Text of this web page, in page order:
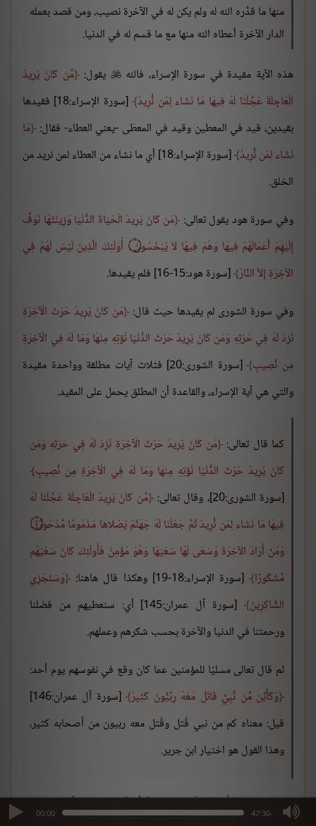
00:00 -47:30
max volume
منها ما قدَّره الله له ولم يكن له في الآخرة نصيب، ومن قصد بعمله
الدار الآخرة أعطاه الله منها مع ما قسم له في الدنيا.
هذه الآية مقيدة في سورة الإسراء، فالله يقول: مَّن كَانَ يُرِيدُ
الْعَاجِلَةَ عَجَّلْنَا لَهُ فِيهَا مَا نَشَاء لِمَن نُّرِيدُ
[سورة الإسراء:18] فقيدها
بقيدين، قيد في المعطين وقيد في المعطَى -يعني العطاء- فقال: مَا
نَشَاء لِمَن نُّرِيدُ
[سورة الإسراء:18] أي ما نشاء من العطاء لمن نريد من
الخلق.
وفي سورة هود يقول تعالى: مَن كَانَ يُرِيدُ الْحَيَاةَ الدُّنْيَا وَزِينَتَهَا نُوَفِّ
إِلَيْهِمْ أَعْمَالَهُمْ فِيهَا وَهُمْ فِيهَا لاَ يُبْخَسُونَ ۝ أُوْلَئِكَ الَّذِينَ لَيْسَ لَهُمْ فِي
الآخِرَةِ إِلاَّ النَّارُ [سورة هود:15-16] فلم يقيدها.
وفي سورة الشورى لم يقيدها حيث قال: مَن كَانَ يُرِيدُ حَرْثَ الْآخِرَةِ
نَزِدْ لَهُ فِي حَرْثِهِ وَمَن كَانَ يُرِيدُ حَرْثَ الدُّنْيَا نُؤتِهِ مِنْهَا وَمَا لَهُ فِي الْآخِرَةِ
مِن نَّصِيبٍ
[سورة الشورى:20] فثلاث آيات مطلقة وواحدة مقيدة
والتي هي آية الإسراء، والقاعدة أن المطلق يحمل على المقيد.
كما قال تعالى: مَن كَانَ يُرِيدُ حَرْثَ الْآخِرَةِ نَزِدْ لَهُ فِي حَرْثِهِ وَمَن
كَانَ يُرِيدُ حَرْثَ الدُّنْيَا نُؤتِهِ مِنْهَا وَمَا لَهُ فِي الْآخِرَةِ مِن نَّصِيبٍ
[سورة الشورى:20]، وقال تعالى:
مَّن كَانَ يُرِيدُ الْعَاجِلَةَ عَجَّلْنَا لَهُ
فِيهَا مَا نَشَاء لِمَن نُّرِيدُ ثُمَّ جَعَلْنَا لَهُ جَهَنَّمَ يَصْلاهَا مَذْمُومًا مَّدْحُورًا ۝
وَمَنْ أَرَادَ الآخِرَةَ وَسَعَى لَهَا سَعْيَهَا وَهُوَ مُؤْمِنٌ فَأُولَئِكَ كَانَ سَعْيُهُم
مَّشْكُورًا [سورة الإسراء:18-19] وهكذا قال هاهنا:
وَسَنَجْزِي
الشَّاكِرِينَ
[سورة آل عمران:145] أي: سنعطيهم من فضلنا
ورحمتنا في الدنيا والآخرة بحسب شكرهم وعملهم.
ثم قال تعالى مسليًا للمؤمنين عما كان وقع في نفوسهم يوم أحد:
وَكَأَيِّن مِّن نَّبِيٍّ قَاتَلَ مَعَهُ رِبِّيُّونَ كَثِيرٌ
[سورة آل عمران:146]
قيل: معناه كم من نبي قُتل وقُتل معه ربيون من أصحابه كثير،
وهذا القول هو اختيار ابن جرير.
قوله تعالى: وَكَأَيِّن مِّن نَّبِيٍّ لفظة "كأين" يقول عنها أمثال الخليل